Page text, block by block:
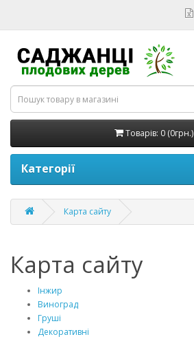
Товарів: 0 (0грн.)
Категорії
Карта сайту
Карта сайту
Інжир
Виноград
Груші
Декоративні